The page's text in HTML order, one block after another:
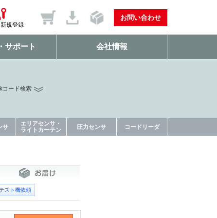
新規登録
お問い合わせ
サポート 会社情報
コード検索
サ
エリアセンサ・
ライトカーテン
圧力センサ コードリーダ
スト機依頼